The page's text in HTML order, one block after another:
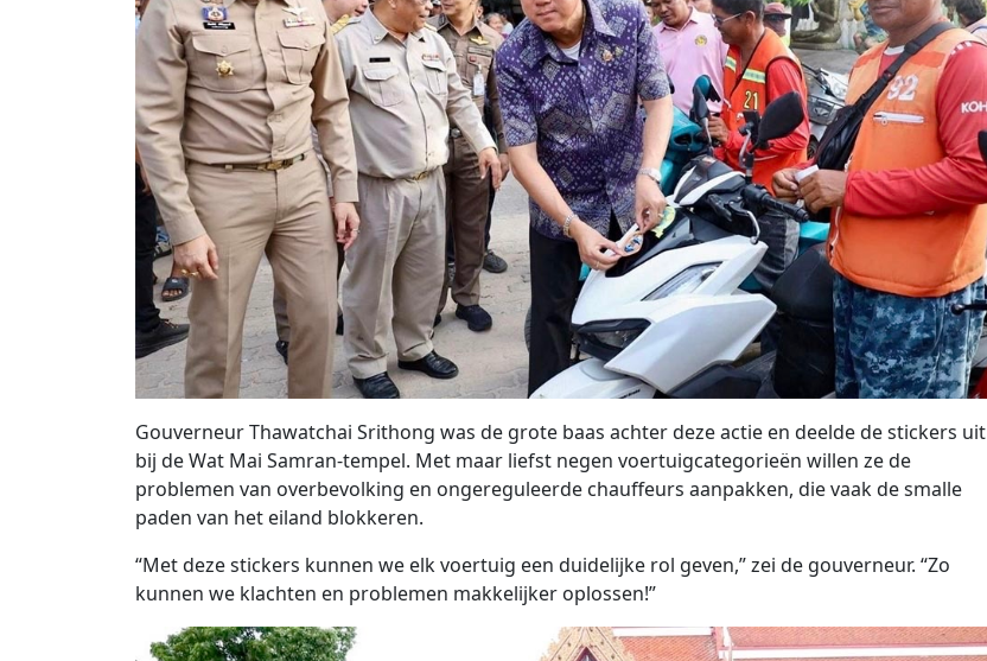
Gouverneur Thawatchai Srithong was de grote baas achter deze actie en deelde de stickers uit
bij de Wat Mai Samran-tempel. Met maar liefst negen voertuigcategorieën willen ze de
problemen van overbevolking en ongereguleerde chauffeurs aanpakken, die vaak de smalle
paden van het eiland blokkeren.
“Met deze stickers kunnen we elk voertuig een duidelijke rol geven,” zei de gouverneur. “Zo
kunnen we klachten en problemen makkelijker oplossen!”